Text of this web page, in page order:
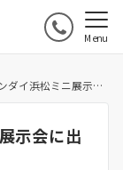
Menu
ニ展示会に出展いたします。
示会に出